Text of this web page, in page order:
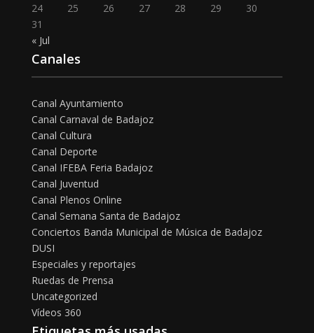
24
25 26 27 28 29
30
31
« Jul
Canales
Canal Ayuntamiento
Canal Carnaval de Badajoz
Canal Cultura
Canal Deporte
Canal IFEBA Feria Badajoz
Canal Juventud
Canal Plenos Online
Canal Semana Santa de Badajoz
Conciertos Banda Municipal de Música de Badajoz
DUSI
Especiales y reportajes
Ruedas de Prensa
Uncategorized
Vídeos 360